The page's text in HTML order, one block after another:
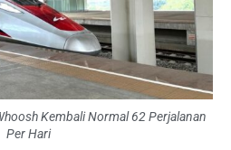
Kembali Normal 62 Perjalanan
Per Hari